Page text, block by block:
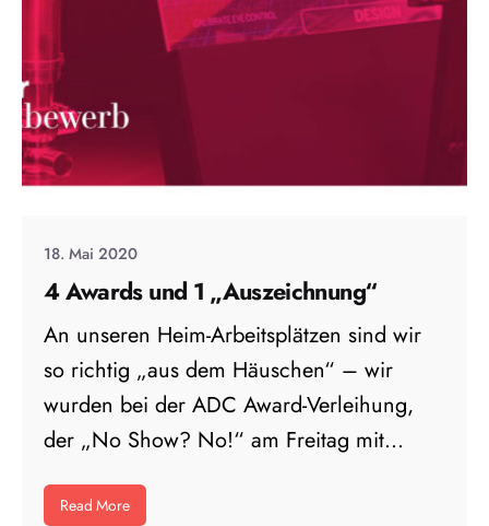
18. Mai 2020
4 Awards und 1 „Auszeichnung“
An unseren Heim-Arbeitsplätzen sind wir
so richtig „aus dem Häuschen“ – wir
wurden bei der ADC Award-Verleihung,
der „No Show? No!“ am Freitag mit...
Read More